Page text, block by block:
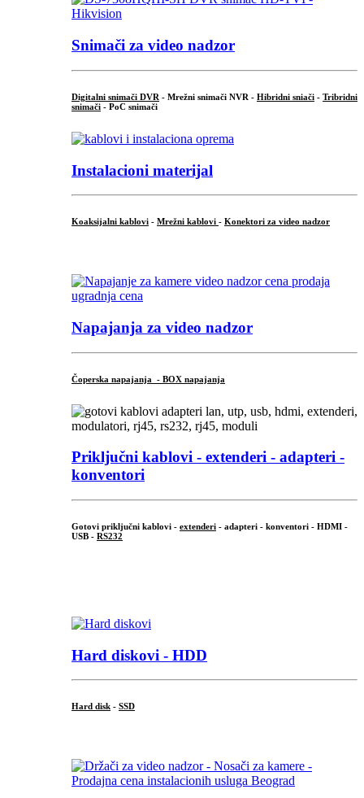
Snimači za video nadzor
Digitalni snimači DVR - Mrežni snimači NVR - Hibridni sniači - Tribridni
snimači - PoC snimači
Instalacioni materijal
Koaksijalni kablovi - Mrežni kablovi - Konektori za video nadzor
Napajanja za video nadzor
Čoperska napajanja - BOX napajanja
Priključni kablovi - extenderi - adapteri -
konventori
Gotovi priključni kablovi - extenderi - adapteri - konventori - HDMI -
USB - RS232
Hard diskovi - HDD
Hard disk - SSD